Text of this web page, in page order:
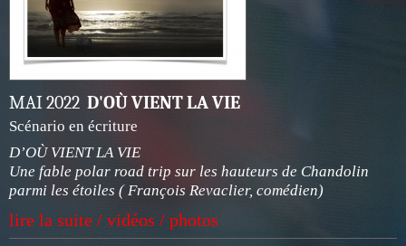
MAI 2022 D'OÙ VIENT LA VIE
Scénario en écriture
D’OÙ VIENT LA VIE
Une fable polar road trip sur les hauteurs de Chandolin
parmi les étoiles ( François Revaclier, comédien)
lire la suite / vidéos / photos